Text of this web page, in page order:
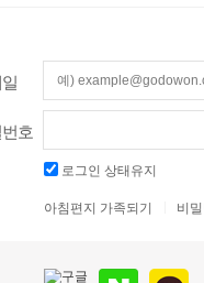
호
로그인 상태유지
아침편지 가족되기 비